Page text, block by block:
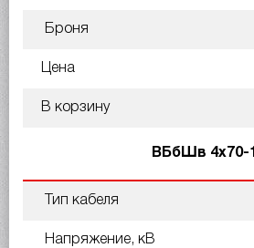
Броня
Цена
В корзину
ВБбШв 4х70-1
Тип кабеля
Напряжение, кВ